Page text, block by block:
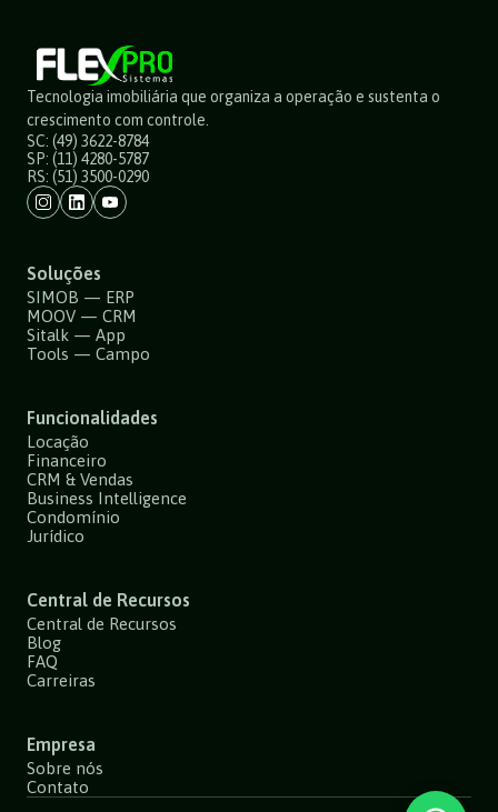
Tecnologia imobiliária que organiza a operação e sustenta o
crescimento com controle.
SC: (49) 3622-8784
SP: (11) 4280-5787
RS: (51) 3500-0290
Soluções
SIMOB — ERP
MOOV — CRM
Sitalk — App
Tools — Campo
Funcionalidades
Locação
Financeiro
CRM & Vendas
Business Intelligence
Condomínio
Jurídico
Central de Recursos
Central de Recursos
Blog
FAQ
Carreiras
Empresa
Sobre nós
Contato